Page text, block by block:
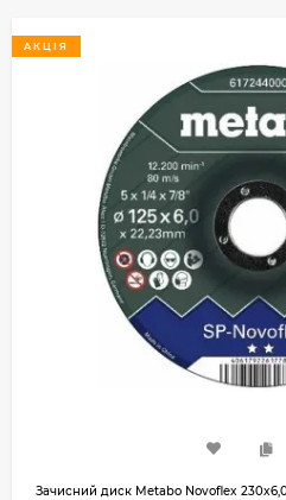
АКЦІЯ
Зачисний диск Metabo Novoflex